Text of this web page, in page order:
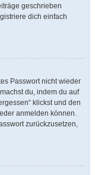
geschrieben
dich einfach
Passwort nicht wieder
du, indem du auf
klickst und den
anmelden können.
zurückzusetzen,